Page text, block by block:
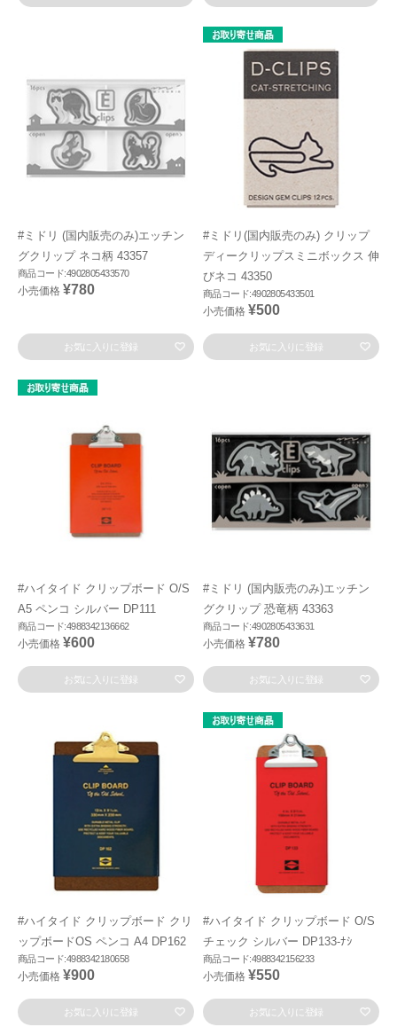
#ミドリ (国内販売のみ)エッチン
グクリップ ネコ柄 43357
商品コード:4902805433570
小売価格 ¥780
お気に入りに登録
#ミドリ(国内販売のみ) クリップ
ディークリップスミニボックス 伸
びネコ 43350
商品コード:4902805433501
小売価格 ¥500
お気に入りに登録
#ハイタイド クリップボード O/S
A5 ペンコ シルバー DP111
商品コード:4988342136662
小売価格 ¥600
お気に入りに登録
#ミドリ (国内販売のみ)エッチン
グクリップ 恐竜柄 43363
商品コード:4902805433631
小売価格 ¥780
お気に入りに登録
#ハイタイド クリップボード クリ
ップボードOS ペンコ A4 DP162
商品コード:4988342180658
小売価格 ¥900
お気に入りに登録
#ハイタイド クリップボード O/S
チェック シルバー DP133-ﾅｼ
商品コード:4988342156233
小売価格 ¥550
お気に入りに登録